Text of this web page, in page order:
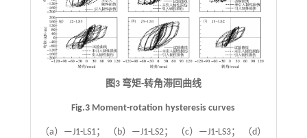
图3 弯矩-转角滞回曲线
Fig.3 Moment-rotation hysteresis curves
（a）—J1-LS1； （b）—J1-LS2； （c）—J1-LS3； （d）